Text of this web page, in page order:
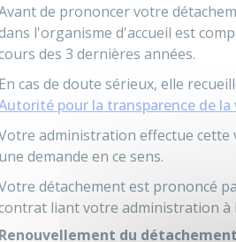
de prononcer votre
l'organisme d'accueil est
des 3 dernières années.
En cas de doute sérieux, elle
pour la transparence de la
administration effectue cette
une demande en ce sens.
détachement est prononcé
liant votre administration à
Renouvellement du détachement